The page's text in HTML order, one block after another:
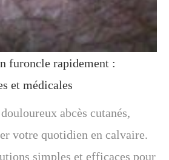
furoncle rapidement :
et médicales
abcès cutanés,
votre quotidien en calvaire.
simples et efficaces pour